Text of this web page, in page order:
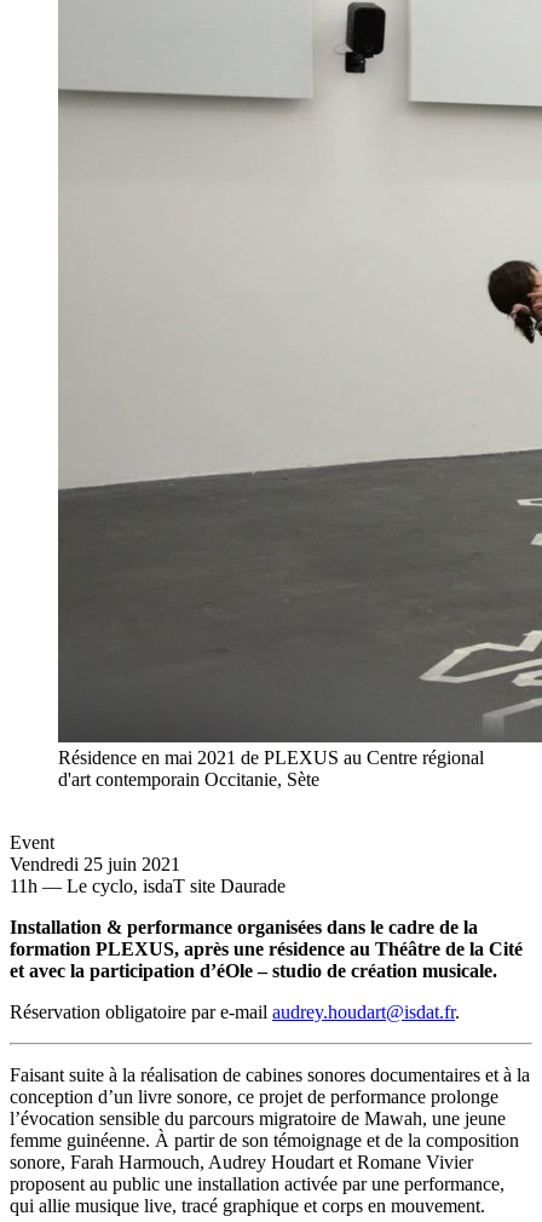
Résidence en mai 2021 de PLEXUS au Centre régional
d'art contemporain Occitanie, Sète
Event
Vendredi 25 juin 2021
11h — Le cyclo, isdaT site Daurade
Installation & performance organisées dans le cadre de la
formation PLEXUS, après une résidence au Théâtre de la Cité
et avec la participation d’éOle – studio de création musicale.
Réservation obligatoire par e-mail audrey.houdart@isdat.fr.
Faisant suite à la réalisation de cabines sonores documentaires et à la
conception d’un livre sonore, ce projet de performance prolonge
l’évocation sensible du parcours migratoire de Mawah, une jeune
femme guinéenne. À partir de son témoignage et de la composition
sonore, Farah Harmouch, Audrey Houdart et Romane Vivier
proposent au public une installation activée par une performance,
qui allie musique live, tracé graphique et corps en mouvement.